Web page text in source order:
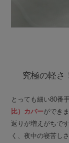
究極の軽さ
とっても細い80番
比）カバーができ
返りが増えがちで
く、夜中の寝苦し